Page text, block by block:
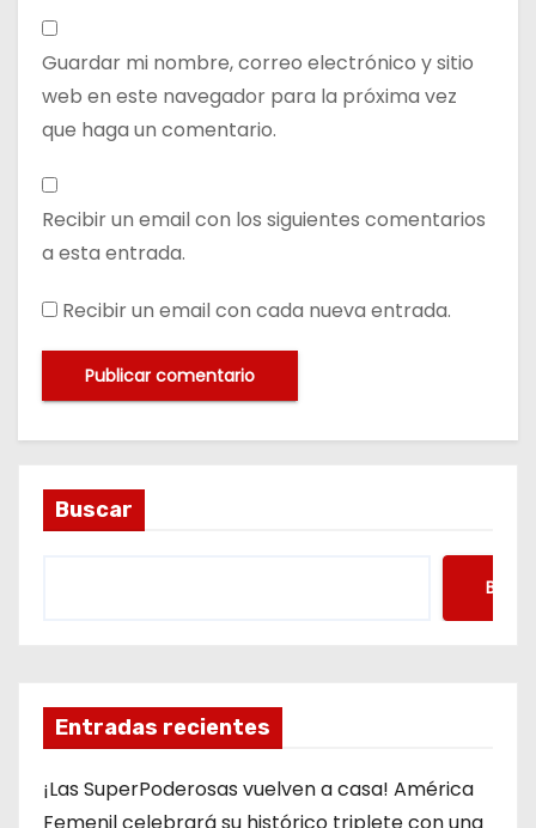
Guardar mi nombre, correo electrónico y sitio
web en este navegador para la próxima vez
que haga un comentario.
Recibir un email con los siguientes comentarios
a esta entrada.
Recibir un email con cada nueva entrada.
Buscar
Entradas recientes
¡Las SuperPoderosas vuelven a casa! América
Femenil celebrará su histórico triplete con una